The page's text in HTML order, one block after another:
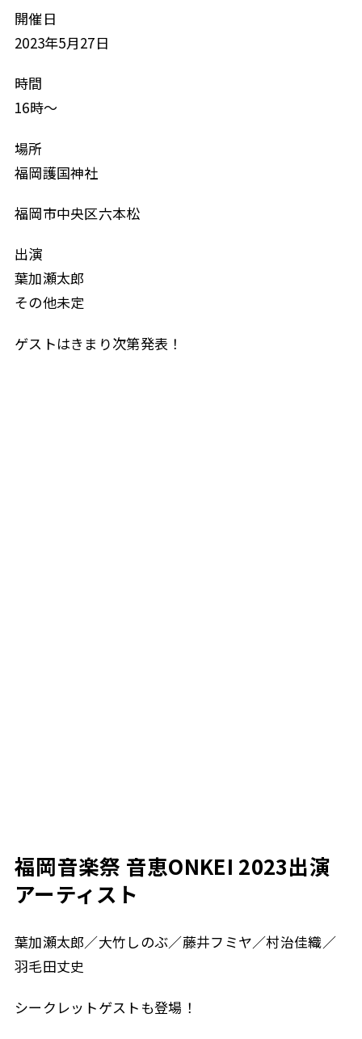
開催日
2023年5月27日
時間
16時～
場所
福岡護国神社
福岡市中央区六本松
出演
葉加瀬太郎
その他未定
ゲストはきまり次第発表！
福岡音楽祭 音恵ONKEI 2023出演
アーティスト
葉加瀬太郎／大竹しのぶ／藤井フミヤ／村治佳織／
羽毛田丈史
シークレットゲストも登場！